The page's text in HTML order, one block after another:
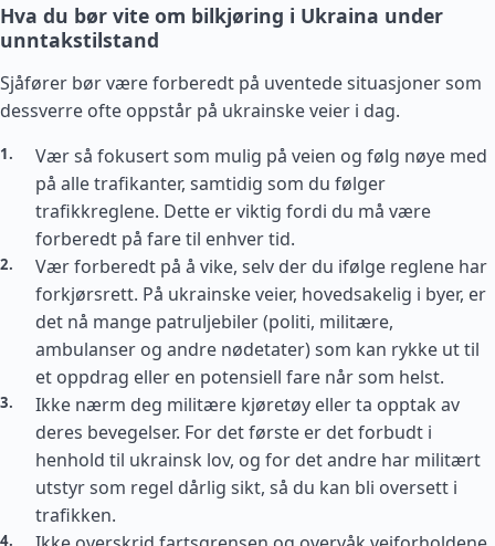
Hva du bør vite om bilkjøring i Ukraina under
unntakstilstand
Sjåfører bør være forberedt på uventede situasjoner som
dessverre ofte oppstår på ukrainske veier i dag.
Vær så fokusert som mulig på veien og følg nøye med
på alle trafikanter, samtidig som du følger
trafikkreglene. Dette er viktig fordi du må være
forberedt på fare til enhver tid.
Vær forberedt på å vike, selv der du ifølge reglene har
forkjørsrett. På ukrainske veier, hovedsakelig i byer, er
det nå mange patruljebiler (politi, militære,
ambulanser og andre nødetater) som kan rykke ut til
et oppdrag eller en potensiell fare når som helst.
Ikke nærm deg militære kjøretøy eller ta opptak av
deres bevegelser. For det første er det forbudt i
henhold til ukrainsk lov, og for det andre har militært
utstyr som regel dårlig sikt, så du kan bli oversett i
trafikken.